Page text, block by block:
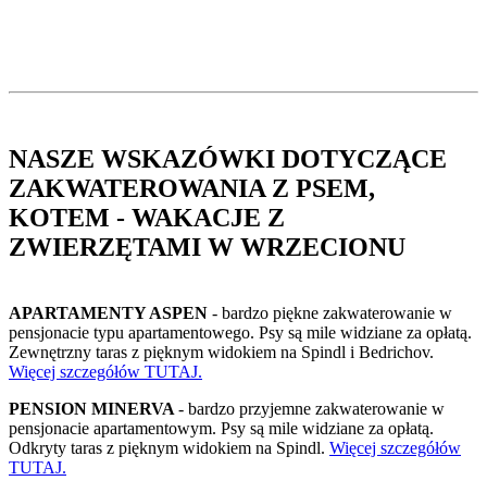
NASZE WSKAZÓWKI DOTYCZĄCE
ZAKWATEROWANIA Z PSEM,
KOTEM - WAKACJE Z
ZWIERZĘTAMI W WRZECIONU
APARTAMENTY ASPEN - bardzo piękne zakwaterowanie w
pensjonacie typu apartamentowego. Psy są mile widziane za opłatą.
Zewnętrzny taras z pięknym widokiem na Spindl i Bedrichov.
Więcej szczegółów TUTAJ.
PENSION MINERVA - bardzo przyjemne zakwaterowanie w
pensjonacie apartamentowym. Psy są mile widziane za opłatą.
Odkryty taras z pięknym widokiem na Spindl. Więcej szczegółów
TUTAJ.